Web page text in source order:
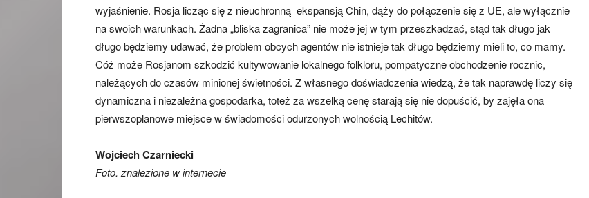
wyjaśnienie. Rosja licząc się z nieuchronną ekspansją Chin, dąży do połączenie się z UE, ale wyłącznie
na swoich warunkach. Żadna „bliska zagranica” nie może jej w tym przeszkadzać, stąd tak długo jak
długo będziemy udawać, że problem obcych agentów nie istnieje tak długo będziemy mieli to, co mamy.
Cóż może Rosjanom szkodzić kultywowanie lokalnego folkloru, pompatyczne obchodzenie rocznic,
należących do czasów minionej świetności. Z własnego doświadczenia wiedzą, że tak naprawdę liczy się
dynamiczna i niezależna gospodarka, toteż za wszelką cenę starają się nie dopuścić, by zajęła ona
pierwszoplanowe miejsce w świadomości odurzonych wolnością Lechitów.
Wojciech Czarniecki
Foto. znalezione w internecie